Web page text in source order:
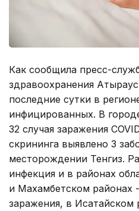
Как сообщила пресс-
здравоохранения
последние сутки в
инфицированных. В
32 случая заражения
скрининга выявлено 3
месторождении Тенгиз.
инфекция и в районах
и Махамбетском районах
заражения, в Исатайском